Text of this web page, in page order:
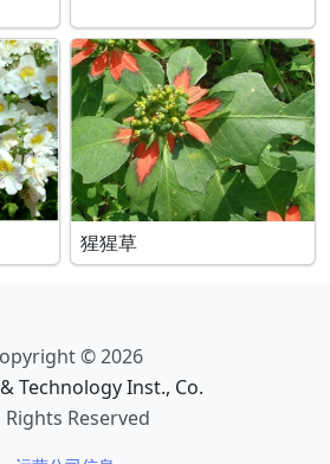
猩猩草
© 2026
Technology Inst., Co.
Rights Reserved